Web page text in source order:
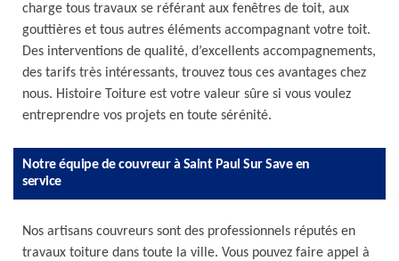
charge tous travaux se référant aux fenêtres de toit, aux
gouttières et tous autres éléments accompagnant votre toit.
Des interventions de qualité, d’excellents accompagnements,
des tarifs très intéressants, trouvez tous ces avantages chez
nous. Histoire Toiture est votre valeur sûre si vous voulez
entreprendre vos projets en toute sérénité.
Notre équipe de couvreur à Saint Paul Sur Save en
service
Nos artisans couvreurs sont des professionnels réputés en
travaux toiture dans toute la ville. Vous pouvez faire appel à